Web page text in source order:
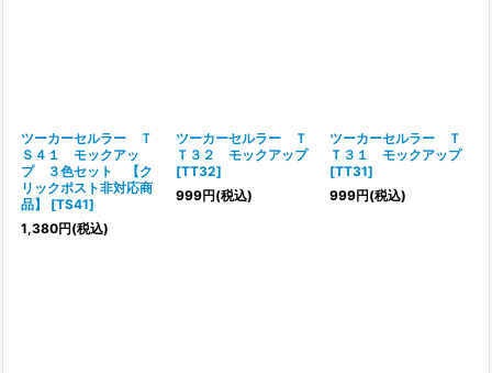
ツーカーセルラー Ｔ
Ｓ４１ モックアッ
プ ３色セット 【ク
リックポスト非対応商
品】
[TS41]
1,380円(税込)
ツーカーセルラー Ｔ
Ｔ３２ モックアップ
[TT32]
999円(税込)
ツーカーセルラー Ｔ
Ｔ３１ モックアップ
[TT31]
999円(税込)